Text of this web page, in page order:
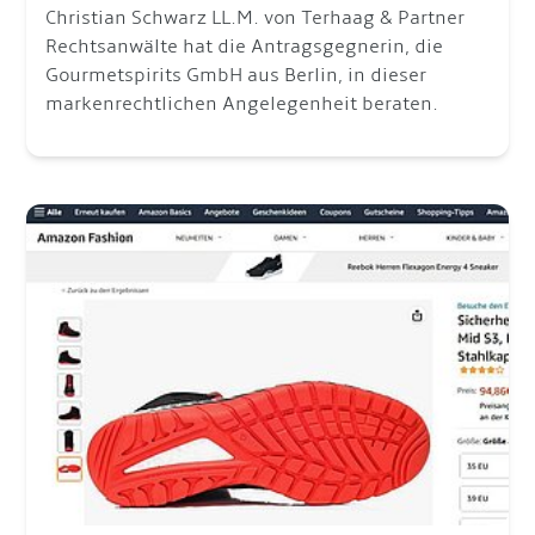
Christian Schwarz LL.M. von Terhaag & Partner
Rechtsanwälte hat die Antragsgegnerin, die
Gourmetspirits GmbH aus Berlin, in dieser
markenrechtlichen Angelegenheit beraten.